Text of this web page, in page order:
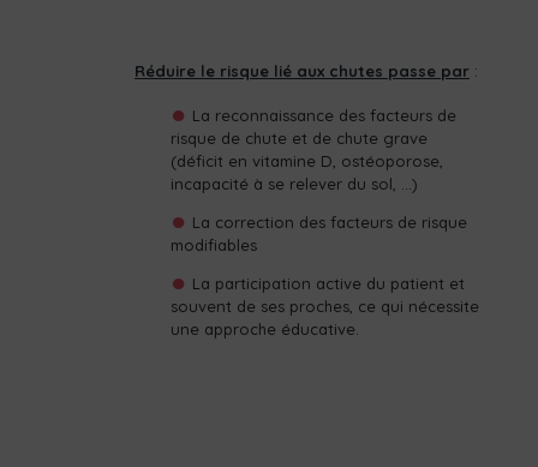
Réduire le risque lié aux chutes passe par :
La reconnaissance des facteurs de
risque de chute et de chute grave
(déficit en vitamine D, ostéoporose,
incapacité à se relever du sol, …)
La correction des facteurs de risque
modifiables
La participation active du patient et
souvent de ses proches, ce qui nécessite
une approche éducative.